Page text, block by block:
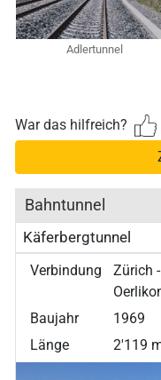
Adlertunnel
War das hilfreich?
Bahntunnel
Käferbergtunnel
Verbindung
Zürich
Baujahr
1969
Länge
2'119